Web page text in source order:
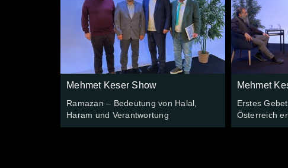
Mehmet Keser Show
Ramazan – Bedeutung von Halal,
Haram und Verantwortung
Mehmet
Erstes
Österreich